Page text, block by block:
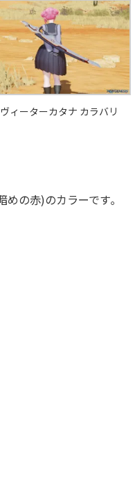
ィーターカタナ カラバリ
の赤)のカラーです｡